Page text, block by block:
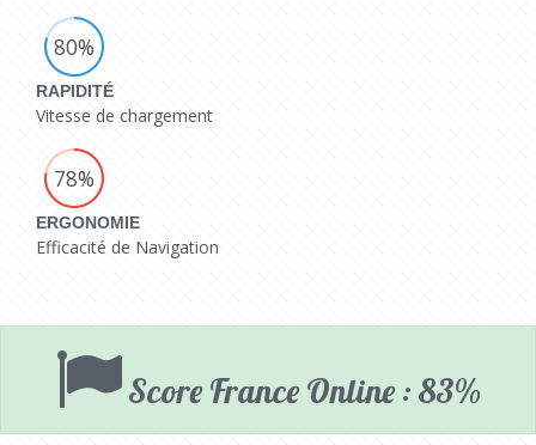
80%
RAPIDITÉ
Vitesse de chargement
78%
ERGONOMIE
Efficacité de Navigation
Score France Online : 83%